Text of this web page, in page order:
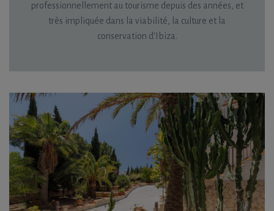
professionnellement au tourisme depuis des années, et
très impliquée dans la viabilité, la culture et la
conservation d'Ibiza.